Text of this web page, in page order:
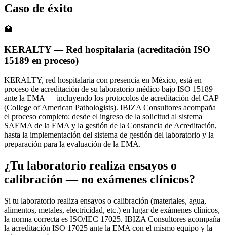
Caso de éxito
🏥
KERALTY — Red hospitalaria (acreditación ISO
15189 en proceso)
KERALTY, red hospitalaria con presencia en México, está en
proceso de acreditación de su laboratorio médico bajo ISO 15189
ante la EMA — incluyendo los protocolos de acreditación del CAP
(College of American Pathologists). IBIZA Consultores acompaña
el proceso completo: desde el ingreso de la solicitud al sistema
SAEMA de la EMA y la gestión de la Constancia de Acreditación,
hasta la implementación del sistema de gestión del laboratorio y la
preparación para la evaluación de la EMA.
¿Tu laboratorio realiza ensayos o
calibración — no exámenes clínicos?
Si tu laboratorio realiza ensayos o calibración (materiales, agua,
alimentos, metales, electricidad, etc.) en lugar de exámenes clínicos,
la norma correcta es ISO/IEC 17025. IBIZA Consultores acompaña
la acreditación ISO 17025 ante la EMA con el mismo equipo y la